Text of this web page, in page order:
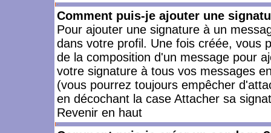
Comment puis-je ajouter une
Pour ajouter une signature à un
dans votre profil. Une fois créée, vous
de la composition d'un message pour
votre signature à tous vos messages
(vous pourrez toujours empêcher
en décochant la case Attacher sa
Revenir en haut